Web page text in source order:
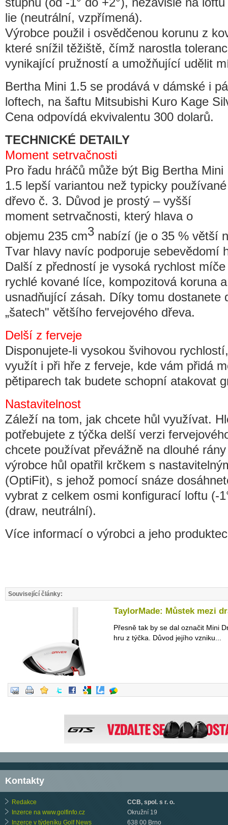
lie (neutrální, vzpřímená).
Výrobce použil i osvědčenou korunu z
které snížil těžiště, čímž narostla
vynikající pružností a umožňující udělit
Bertha Mini 1.5 se prodává v dámské i
loftech, na šaftu Mitsubishi Kuro Kage
Cena odpovídá ekvivalentu 300 dolarů.
TECHNICKÉ DETAILY
Moment setrvačnosti
Pro řadu hráčů může být Big Bertha Mini
1.5 lepší variantou než typicky používané
dřevo č. 3. Důvod je prostý – vyšší
moment setrvačnosti, který hlava o
objemu 235 cm3 nabízí (je o 35 % větší
Tvar hlavy navíc podporuje sebevědomí
Další z předností je vysoká rychlost
rychlé kované líce, kompozitová koruna
usnadňující zásah. Díky tomu dostanete
„šatech" většího fervejového dřeva.
Delší z ferveje
Disponujete-li vysokou švihovou
využít i při hře z ferveje, kde vám přidá
pětiparech tak budete schopní atakovat
Nastavitelnost
Záleží na tom, jak chcete hůl využívat.
potřebujete z týčka delší verzi
chcete používat převážně na dlouhé
výrobce hůl opatřil krčkem s
(OptiFit), s jehož pomocí snáze
vybrat z celkem osmi konfigurací loftu (-
(draw, neutrální).
Více informací o výrobci a jeho
Související články:
TaylorMade: Můstek mezi
Přesně tak by se dal označit Mini
hru z týčka. Důvod jejího vzniku...
Kontakty
Redakce
Inzerce na www.golfinfo.cz
Inzerce v týdeníku Golf News
CCB, spol. s r. o.
Okružní 19
638 00 Brno